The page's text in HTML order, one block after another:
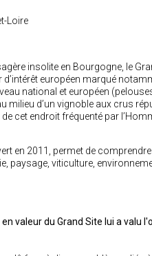
et-Loire
insolite en Bourgogne, le
européen marqué
national et européen
milieu d’un vignoble aux crus
cet endroit fréquenté par
en 2011, permet de
paysage, viticulture,
valeur du Grand Site lui a valu